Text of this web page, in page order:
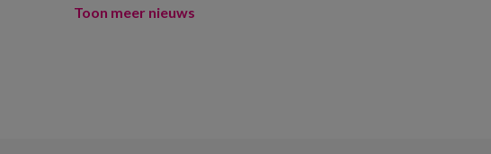
Toon meer nieuws